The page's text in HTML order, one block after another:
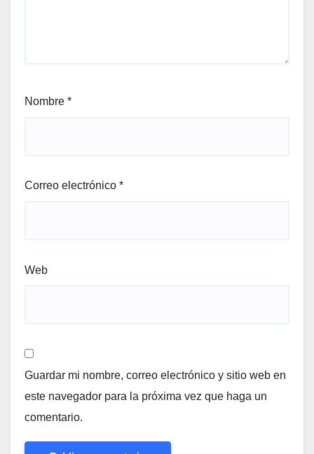
Nombre *
Correo electrónico *
Web
Guardar mi nombre, correo electrónico y sitio web en
este navegador para la próxima vez que haga un
comentario.